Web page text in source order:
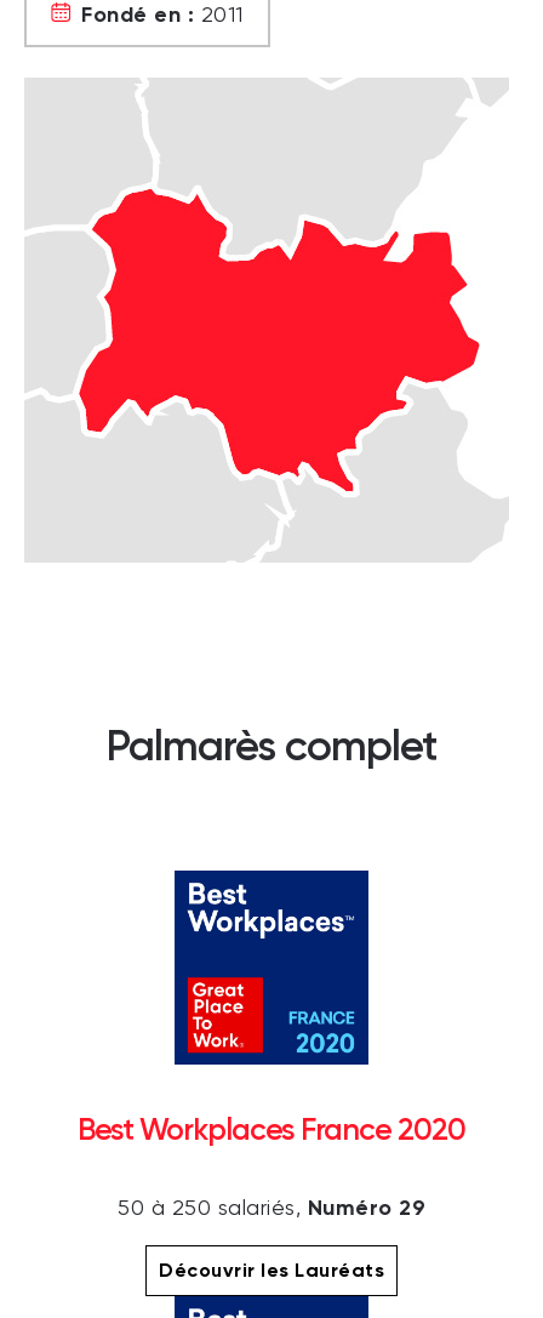
Fondé en : 2011
Palmarès complet
Best Workplaces France 2020
50 à 250 salariés, Numéro 29
Découvrir les Lauréats